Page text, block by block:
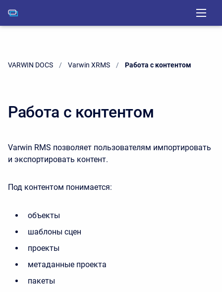
VARWIN DOCS Varwin XRMS Current:
Работа с контентом
Работа с контентом
Varwin RMS позволяет пользователям импортировать
и экспортировать контент.
Под контентом понимается:
объекты
шаблоны сцен
проекты
метаданные проекта
пакеты